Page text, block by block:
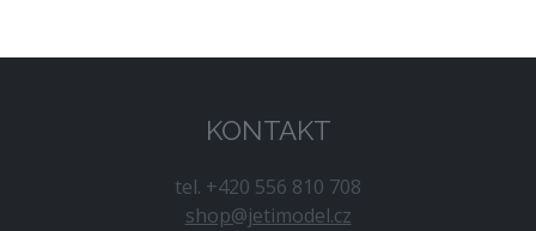
KONTAKT
tel. +420 556 810 708
shop@jetimodel.cz